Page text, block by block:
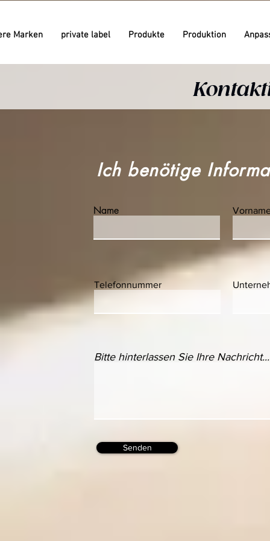
since 1981
since 1981
Marken private label Produkte Produktion
Ich benötige
Name
Telefonnummer
Bitte hinterlassen Sie Ihre Nachricht...
Senden